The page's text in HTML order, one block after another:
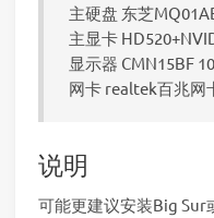
主硬盘 东芝
主显卡
显示器 CMN15BF
网卡 realtek百兆网
说明
可能更建议安装Big